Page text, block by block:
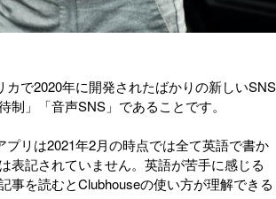
カで2020年に開発されたばかりの新しいSNS
制」「音声SNS」であることです。
プリは2021年2月の時点では全て英語で書か
表記されていません。英語が苦手に感じる
事を読むとClubhouseの使い方が理解できる